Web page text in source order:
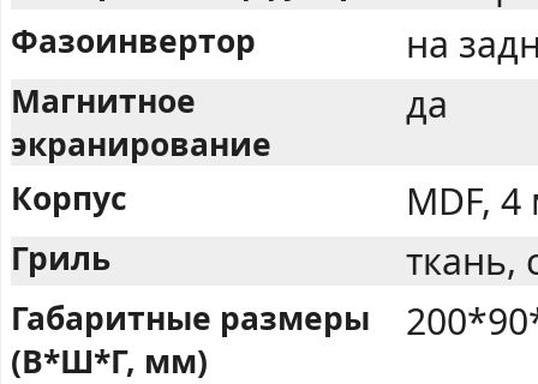
Фазоинвертор на
Магнитное
экранирование
да
Корпус MDF,
Гриль ткань,
Габаритные размеры
(В*Ш*Г, мм)